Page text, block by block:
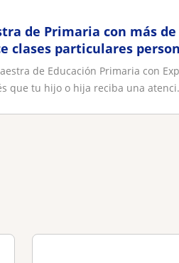
de Primaria con más
clases particulares
el aprendizaje de tu
de Educación Primaria con
que tu hijo o hija reciba una